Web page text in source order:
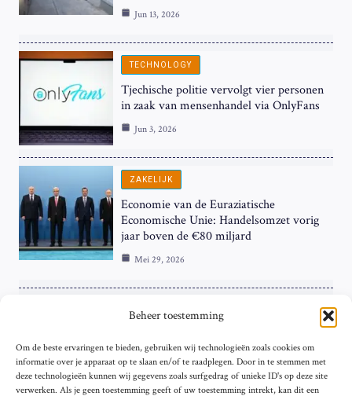
Beheer toestemming
Om de beste ervaringen te bieden, gebruiken wij technologieën zoals cookies om
informatie over je apparaat op te slaan en/of te raadplegen. Door in te stemmen met
deze technologieën kunnen wij gegevens zoals surfgedrag of unieke ID's op deze site
verwerken. Als je geen toestemming geeft of uw toestemming intrekt, kan dit een
Jun 13, 2026
TECHNOLOGY
Tjechische politie vervolgt vier personen
in zaak van mensenhandel via OnlyFans
Jun 3, 2026
ZAKELIJK
Economie van de Euraziatische
Economische Unie: Handelsomzet vorig
jaar boven de €80 miljard
Mei 29, 2026
ZAKELIJK
Hardnekkige Inflatie bij de ‘Grote Vier’
van de Eurozone
Mei 29, 2026